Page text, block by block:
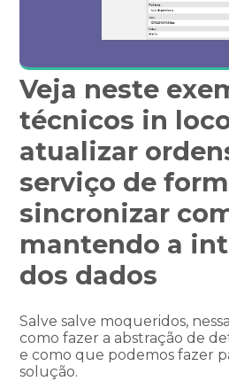
Veja neste
técnicos in
atualizar
serviço de
sincronizar
mantendo a
dos dados
Salve salve moqueridos,
como fazer a abstração de
e como que podemos fazer
solução.